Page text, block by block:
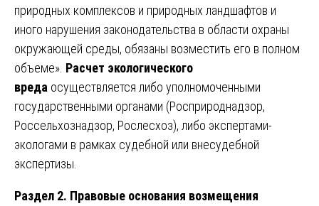
природных комплексов и природных ландшафтов и
иного нарушения законодательства в области охраны
окружающей среды, обязаны возместить его в полном
объеме». Расчет экологического
вреда осуществляется либо уполномоченными
государственными органами (Росприроднадзор,
Россельхознадзор, Рослесхоз), либо экспертами-
экологами в рамках судебной или внесудебной
экспертизы.
Раздел 2. Правовые основания возмещения